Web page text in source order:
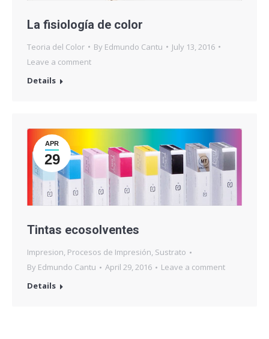
La fisiología de color
Teoria del Color By Edmundo Cantu
July 13, 2016
Leave a comment
Details
APR
29
Tintas ecosolventes
Impresion, Procesos de Impresión, Sustrato
By Edmundo Cantu April 29, 2016
Leave a comment
Details